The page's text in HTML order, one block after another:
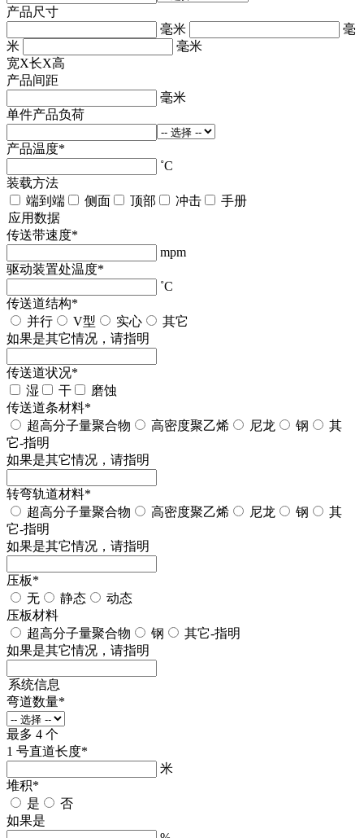
产品尺寸
毫米
毫
米
毫米
宽X长X高
产品间距
毫米
单件产品负荷
产品温度*
˚C
装载方法
端到端
侧面 顶部 冲击
手册
应用数据
传送带速度*
mpm
驱动装置处温度*
˚C
传送道结构*
并行
V型 实心
其它
如果是其它情况，请指明
传送道状况*
湿
干
磨蚀
传送道条材料*
超高分子量聚合物
高密度聚乙烯 尼龙 钢
其
它-指明
如果是其它情况，请指明
转弯轨道材料*
超高分子量聚合物
高密度聚乙烯 尼龙 钢
其
它-指明
如果是其它情况，请指明
压板*
无
静态
动态
压板材料
超高分子量聚合物
钢
其它-指明
如果是其它情况，请指明
系统信息
弯道数量*
最多 4 个
1 号直道长度*
米
堆积*
是
否
如果是